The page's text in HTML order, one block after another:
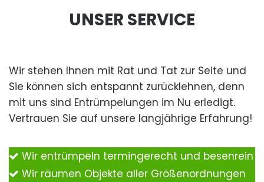
UNSER SERVICE
Wir stehen Ihnen mit Rat und Tat zur Seite und
Sie können sich entspannt zurücklehnen, denn
mit uns sind Entrümpelungen im Nu erledigt.
Vertrauen Sie auf unsere langjährige Erfahrung!
Wir entrümpeln termingerecht und besenrein
Wir räumen Objekte aller Größenordnungen